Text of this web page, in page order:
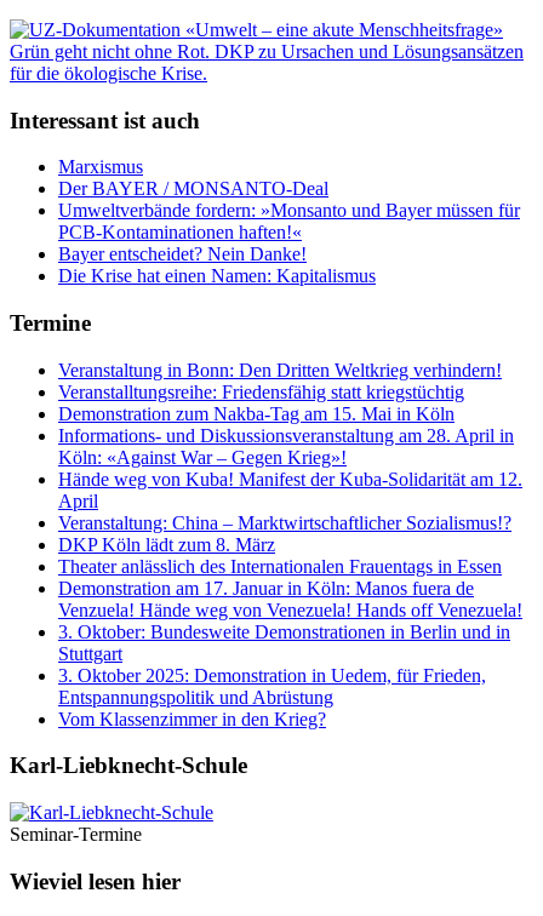
Interessant ist auch
Marxismus
Der BAYER / MONSANTO-Deal
Umweltverbände fordern: »Monsanto und Bayer müssen für
PCB-Kontaminationen haften!«
Bayer entscheidet? Nein Danke!
Die Krise hat einen Namen: Kapitalismus
Termine
Veranstaltung in Bonn: Den Dritten Weltkrieg verhindern!
Veranstalltungsreihe: Friedensfähig statt kriegstüchtig
Demonstration zum Nakba-Tag am 15. Mai in Köln
Informations- und Diskussionsveranstaltung am 28. April in
Köln: «Against War – Gegen Krieg»!
Hände weg von Kuba! Manifest der Kuba-Solidarität am 12.
April
Veranstaltung: China – Marktwirtschaftlicher Sozialismus!?
DKP Köln lädt zum 8. März
Theater anlässlich des Internationalen Frauentags in Essen
Demonstration am 17. Januar in Köln: Manos fuera de
Venzuela! Hände weg von Venezuela! Hands off Venezuela!
3. Oktober: Bundesweite Demonstrationen in Berlin und in
Stuttgart
3. Oktober 2025: Demonstration in Uedem, für Frieden,
Entspannungspolitik und Abrüstung
Vom Klassenzimmer in den Krieg?
Karl-Liebknecht-­Schule
Seminar-Termine
Wieviel lesen hier